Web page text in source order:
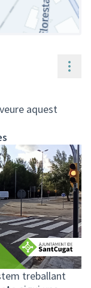
aquest
treballant